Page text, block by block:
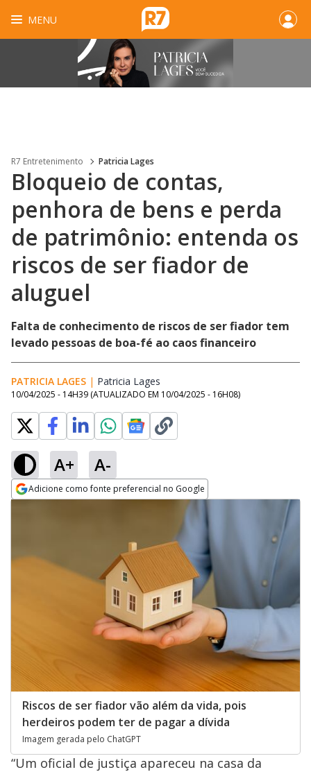
MENU
R7 Entretenimento Patricia Lages
Bloqueio de contas,
penhora de bens e perda
de patrimônio: entenda os
riscos de ser fiador de
aluguel
Falta de conhecimento de riscos de ser fiador tem
levado pessoas de boa-fé ao caos financeiro
PATRICIA LAGES | Patricia Lages
10/04/2025 - 14H39 (ATUALIZADO EM 10/04/2025 - 16H08)
A+ A-
Adicione como fonte preferencial no Google
Riscos de ser fiador vão além da vida, pois
herdeiros podem ter de pagar a dívida
Imagem gerada pelo ChatGPT
“Um oficial de justiça apareceu na casa da